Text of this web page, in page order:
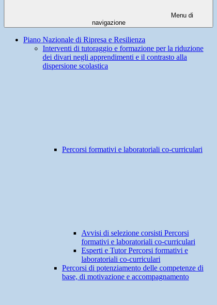
Menu di
navigazione
Piano Nazionale di Ripresa e Resilienza
Interventi di tutoraggio e formazione per la riduzione
dei divari negli apprendimenti e il contrasto alla
dispersione scolastica
Percorsi formativi e laboratoriali co-curriculari
Avvisi di selezione corsisti Percorsi
formativi e laboratoriali co-curriculari
Esperti e Tutor Percorsi formativi e
laboratoriali co-curriculari
Percorsi di potenziamento delle competenze di
base, di motivazione e accompagnamento